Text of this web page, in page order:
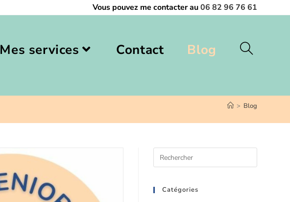
Vous pouvez me contacter au06 82 96 76 61
Mes services Contact Blog
> Blog
Catégories